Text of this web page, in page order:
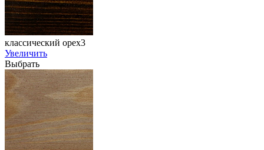
классический орех3
Увеличить
Выбрать